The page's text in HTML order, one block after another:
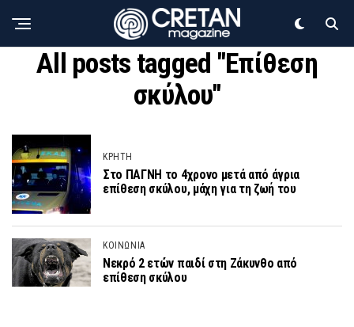
All posts tagged "Επίθεση
σκύλου"
ΚΡΗΤΗ
Στο ΠΑΓΝΗ το 4χρονο μετά από άγρια
επίθεση σκύλου, μάχη για τη ζωή του
ΚΟΙΝΩΝΙΑ
Νεκρό 2 ετών παιδί στη Ζάκυνθο από
επίθεση σκύλου